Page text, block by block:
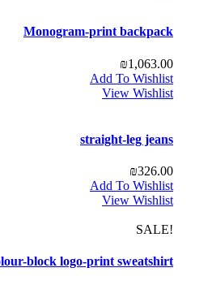
Monogram-print backpack
₪1,063.00
Add To Wishlist
View Wishlist
straight-leg jeans
₪326.00
Add To Wishlist
View Wishlist
!SALE
block logo-print sweatshirt